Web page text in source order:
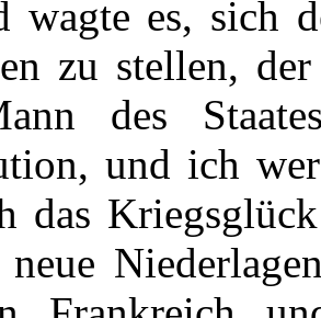
wagte es, sich
zu stellen,
des
und ich
das